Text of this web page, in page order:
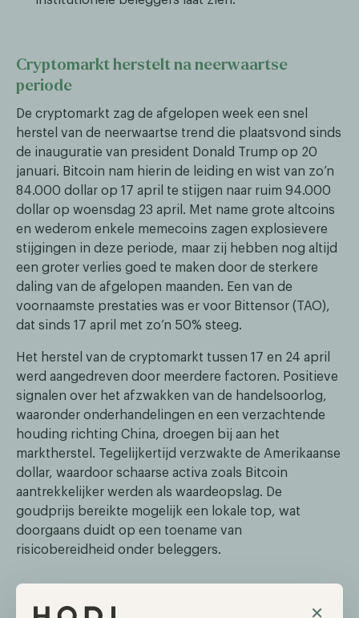
×
Cryptomarkt herstelt na neerwaartse
periode
De cryptomarkt zag de afgelopen week een snel
herstel van de neerwaartse trend die plaatsvond sinds
de inauguratie van president Donald Trump op 20
januari. Bitcoin nam hierin de leiding en wist van zo’n
84.000 dollar op 17 april te stijgen naar ruim 94.000
dollar op woensdag 23 april. Met name grote altcoins
en wederom enkele memecoins zagen explosievere
stijgingen in deze periode, maar zij hebben nog altijd
een groter verlies goed te maken door de sterkere
daling van de afgelopen maanden. Een van de
voornaamste prestaties was er voor Bittensor (TAO),
dat sinds 17 april met zo’n 50% steeg.
Het herstel van de cryptomarkt tussen 17 en 24 april
werd aangedreven door meerdere factoren. Positieve
signalen over het afzwakken van de handelsoorlog,
waaronder onderhandelingen en een verzachtende
houding richting China, droegen bij aan het
marktherstel. Tegelijkertijd verzwakte de Amerikaanse
dollar, waardoor schaarse activa zoals Bitcoin
aantrekkelijker werden als waardeopslag. De
goudprijs bereikte mogelijk een lokale top, wat
doorgaans duidt op een toename van
risicobereidheid onder beleggers.